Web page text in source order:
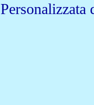
Personalizzata